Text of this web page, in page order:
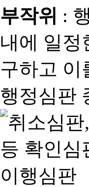
부작위 :
내에 일정
구하고 이
행정심판